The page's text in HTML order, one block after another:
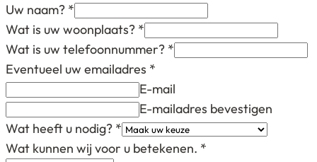
Uw naam? *
Wat is uw woonplaats? *
Wat is uw telefoonnummer? *
Eventueel uw emailadres *
E-mail
E-mailadres bevestigen
Wat heeft u nodig? *
Wat kunnen wij voor u betekenen. *